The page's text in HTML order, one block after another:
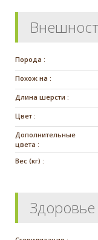
Порода :
Похож на :
Длина шерсти :
Цвет :
Дополнительные
цвета :
Вес (кг) :
Здоровье